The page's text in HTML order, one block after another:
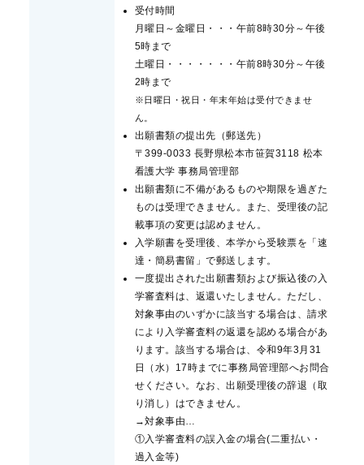
受付時間
月曜日～金曜日・・・午前8時30分～午後
5時まで
土曜日・・・・・・・午前8時30分～午後
2時まで
※日曜日・祝日・年末年始は受付できませ
ん。
出願書類の提出先（郵送先）
〒399-0033 長野県松本市笹賀3118 松本
看護大学 事務局管理部
出願書類に不備があるものや期限を過ぎた
ものは受理できません。また、受理後の記
載事項の変更は認めません。
入学願書を受理後、本学から受験票を「速
達・簡易書留」で郵送します。
一度提出された出願書類および振込後の入
学審査料は、返還いたしません。ただし、
対象事由のいずかに該当する場合は、請求
により入学審査料の返還を認める場合があ
ります。該当する場合は、令和9年3月31
日（水）17時までに事務局管理部へお問合
せください。なお、出願受理後の辞退（取
り消し）はできません。
→対象事由…
①入学審査料の誤入金の場合(二重払い・
過入金等)